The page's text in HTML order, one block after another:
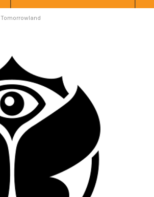
Tomorrowland